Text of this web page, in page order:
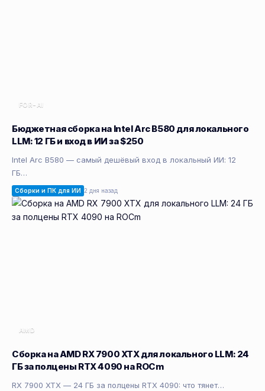
FOR-AI
Бюджетная сборка на Intel Arc B580 для локального
LLM: 12 ГБ и вход в ИИ за $250
Intel Arc B580 — самый дешёвый вход в локальный ИИ: 12
ГБ…
Сборки и ПК для ИИ 2 дня назад
AMD
Сборка на AMD RX 7900 XTX для локального LLM: 24
ГБ за полцены RTX 4090 на ROCm
RX 7900 XTX — 24 ГБ за полцены RTX 4090: что тянет…